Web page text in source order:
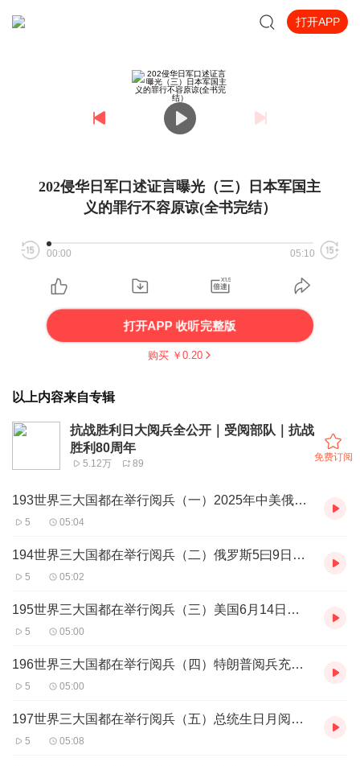
打开APP
202侵华日军口述证言曝光（三）日本军国主
义的罪行不容原谅(全书完结）
00:00 05:10
打开APP 收听完整版
购买 ￥ 0.20
以上内容来自专辑
抗战胜利日大阅兵全公开｜受阅部队｜抗战
胜利80周年
5.12万 89
免费订阅
193世界三大国都在举行阅兵（一）2025年中美俄三国同时阅兵
5 05:04
194世界三大国都在举行阅兵（二）俄罗斯5曰9日红场阅兵
5 05:02
195世界三大国都在举行阅兵（三）美国6月14日华盛顿阅兵
5 05:00
196世界三大国都在举行阅兵（四）特朗普阅兵充满槽点
5 05:00
197世界三大国都在举行阅兵（五）总统生日月阅兵是否有关
5 05:08